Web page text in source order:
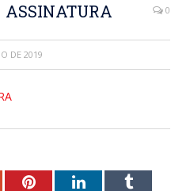
ASSINATURA 0
DE 2019
PinterestLinkedInTumblr